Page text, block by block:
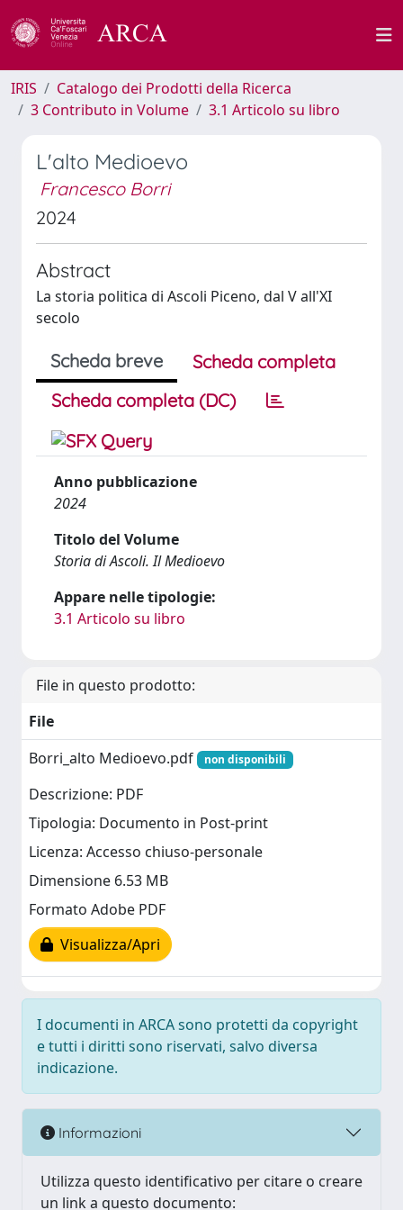
IRIS
Catalogo dei Prodotti della Ricerca
3 Contributo in Volume
3.1 Articolo su libro
L'alto Medioevo
Francesco Borri
2024
Abstract
La storia politica di Ascoli Piceno, dal V all'XI
secolo
Scheda breve
Scheda completa
Scheda completa (DC)
Anno pubblicazione
2024
Titolo del Volume
Storia di Ascoli. Il Medioevo
Appare nelle tipologie:
3.1 Articolo su libro
File in questo prodotto:
File
Borri_alto Medioevo.pdf
non disponibili
Descrizione: PDF
Tipologia: Documento in Post-print
Licenza: Accesso chiuso-personale
Dimensione 6.53 MB
Formato Adobe PDF
Visualizza/Apri
I documenti in ARCA sono protetti da copyright
e tutti i diritti sono riservati, salvo diversa
indicazione.
Informazioni
Utilizza questo identificativo per citare o creare
un link a questo documento: